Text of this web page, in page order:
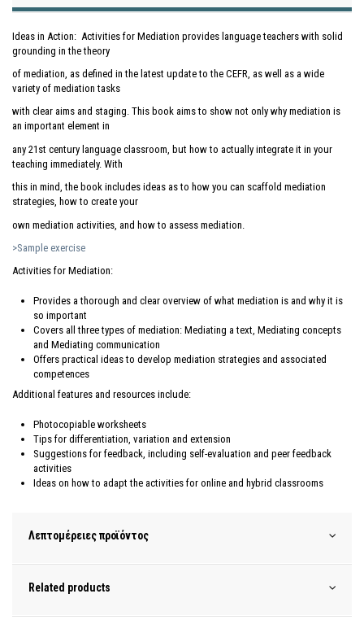
Ideas in Action: Activities for Mediation provides language teachers with solid
grounding in the theory
of mediation, as defined in the latest update to the CEFR, as well as a wide
variety of mediation tasks
with clear aims and staging. This book aims to show not only why mediation is
an important element in
any 21st century language classroom, but how to actually integrate it in your
teaching immediately. With
this in mind, the book includes ideas as to how you can scaffold mediation
strategies, how to create your
own mediation activities, and how to assess mediation.
>Sample exercise
Activities for Mediation:
Provides a thorough and clear overview of what mediation is and why it is
so important
Covers all three types of mediation: Mediating a text, Mediating concepts
and Mediating communication
Offers practical ideas to develop mediation strategies and associated
competences
Additional features and resources include:
Photocopiable worksheets
Tips for differentiation, variation and extension
Suggestions for feedback, including self-evaluation and peer feedback
activities
Ideas on how to adapt the activities for online and hybrid classrooms
Λεπτομέρειες προϊόντος
Related products